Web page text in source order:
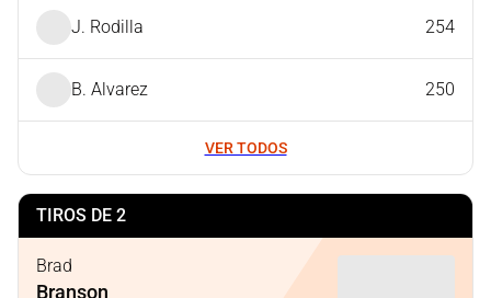
J. Rodilla 254
B. Alvarez 250
VER TODOS
TIROS DE 2
Brad
Branson